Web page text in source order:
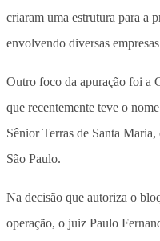
criaram uma estrutura para a
envolvendo diversas
Outro foco da apuração foi a
que recentemente teve o
Sênior Terras de Santa
São Paulo.
Na decisão que autoriza o
operação, o juiz Paulo